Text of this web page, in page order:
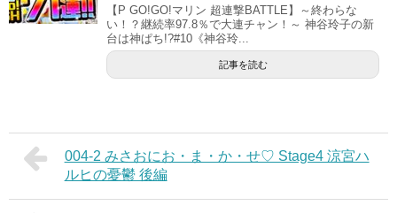
【P GO!GO!マリン 超連撃BATTLE】～終わらな
い！？継続率97.8％で大連チャン！～ 神谷玲子の新
台は神ぱち!?#10《神谷玲...
記事を読む
004-2 みさおにお・ま・か・せ♡ Stage4 涼宮ハ
ルヒの憂鬱 後編